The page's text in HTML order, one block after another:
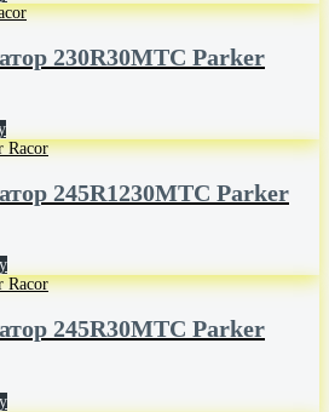
230R30MTC Parker
245R1230MTC Parker
245R30MTC Parker